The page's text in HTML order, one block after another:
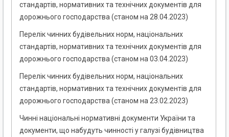
стандартів, нормативних та технічних документів для
дорожнього господарства (станом на 28.04.2023)
Перелік чинних будівельних норм, національних
стандартів, нормативних та технічних документів для
дорожнього господарства (станом на 03.04.2023)
Перелік чинних будівельних норм, національних
стандартів, нормативних та технічних документів для
дорожнього господарства (станом на 23.02.2023)
Чинні національні нормативні документи України та
документи, що набудуть чинності у галузі будівництва